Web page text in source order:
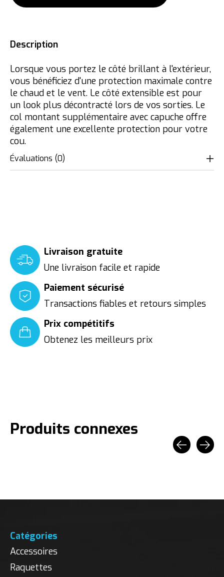
Description
Lorsque vous portez le côté brillant à l'extérieur,
vous bénéficiez d'une protection maximale contre
le chaud et le vent. Le côté extensible est pour
un look plus décontracté lors de vos sorties. Le
col montant supplémentaire avec capuche offre
également une excellente protection pour votre
cou.
Évaluations (0)
Livraison gratuite
Une livraison facile et rapide
Paiement sécurisé
Transactions fiables et retours simples
Prix compétitifs
Obtenez les meilleurs prix
Produits connexes
Catégories
Accessoires
Raquettes